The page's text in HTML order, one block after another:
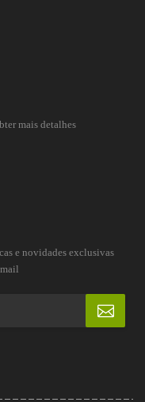
mais detalhes
e novidades exclusivas